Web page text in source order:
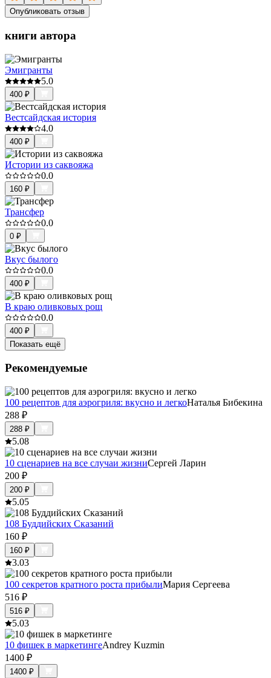
Опубликовать отзыв
книги автора
Эмигранты
5.0
400 ₽
Вестсайдская история
4.0
400 ₽
Истории из саквояжа
0.0
160 ₽
Трансфер
0.0
0 ₽
Вкус былого
0.0
400 ₽
В краю оливковых рощ
0.0
400 ₽
Показать ещё
Рекомендуемые
100 рецептов для аэрогриля: вкусно и легкоНаталья Бибекина
288 ₽
288 ₽
5.08
10 сценариев на все случаи жизниСергей Ларин
200 ₽
200 ₽
5.05
108 Буддийских Сказаний
160 ₽
160 ₽
3.03
100 секретов кратного роста прибылиМария Сергеева
516 ₽
516 ₽
5.03
10 фишек в маркетингеAndrey Kuzmin
1400 ₽
1400 ₽